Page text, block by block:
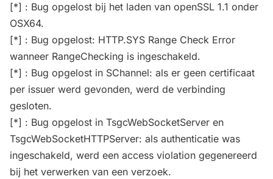
[*] : Bug opgelost bij het laden van openSSL 1.1 onder
OSX64.
[*] : Bug opgelost: HTTP.SYS Range Check Error
wanneer RangeChecking is ingeschakeld.
[*] : Bug opgelost in SChannel: als er geen certificaat
per issuer werd gevonden, werd de verbinding
gesloten.
[*] : Bug opgelost in TsgcWebSocketServer en
TsgcWebSocketHTTPServer: als authenticatie was
ingeschakeld, werd een access violation gegenereerd
bij het verwerken van een verzoek.